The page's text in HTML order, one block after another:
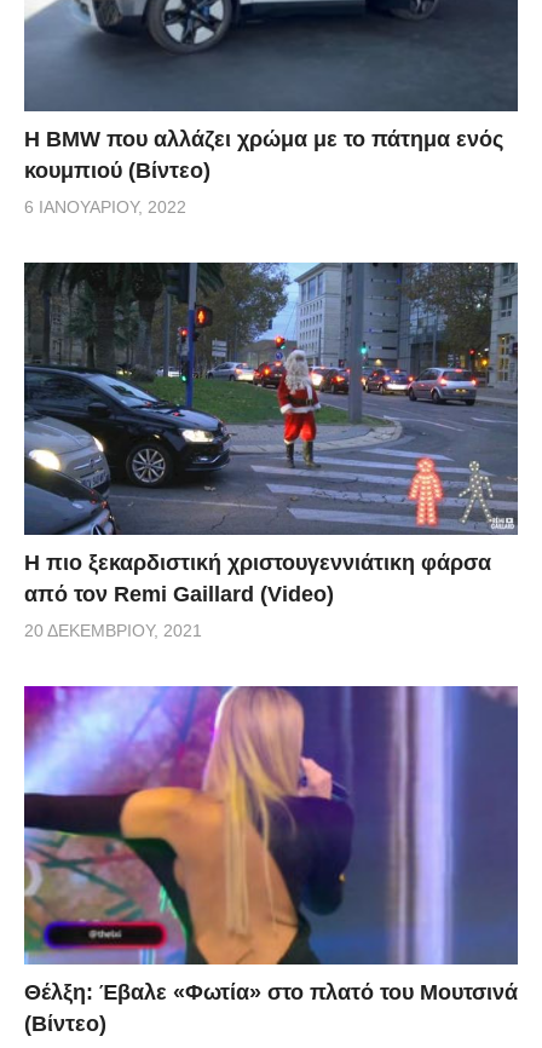
Η BMW που αλλάζει χρώμα με το πάτημα ενός
κουμπιού (Βίντεο)
6 ΙΑΝΟΥΑΡΊΟΥ, 2022
Η πιο ξεκαρδιστική χριστουγεννιάτικη φάρσα
από τον Remi Gaillard (Video)
20 ΔΕΚΕΜΒΡΊΟΥ, 2021
Θέλξη: Έβαλε «Φωτία» στο πλατό του Μουτσινά
(Βίντεο)